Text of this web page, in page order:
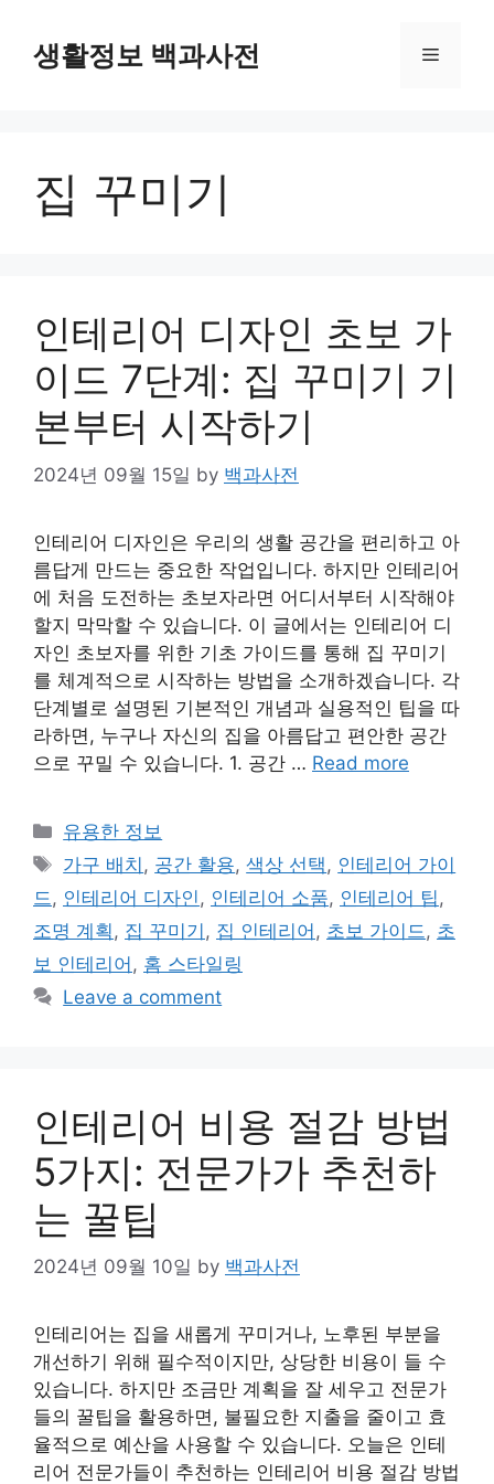
content생활정보 백과사전 Menu
집 꾸미기
인테리어 디자인 초보 가
이드 7단계: 집 꾸미기 기
본부터 시작하기
2024년 09월 15일 by 백과사전
인테리어 디자인은 우리의 생활 공간을 편리하고 아
름답게 만드는 중요한 작업입니다. 하지만 인테리어
에 처음 도전하는 초보자라면 어디서부터 시작해야
할지 막막할 수 있습니다. 이 글에서는 인테리어 디
자인 초보자를 위한 기초 가이드를 통해 집 꾸미기
를 체계적으로 시작하는 방법을 소개하겠습니다. 각
단계별로 설명된 기본적인 개념과 실용적인 팁을 따
라하면, 누구나 자신의 집을 아름답고 편안한 공간
으로 꾸밀 수 있습니다. 1. 공간 … Read more
Categories
유용한 정보
Tags
가구 배치 , 공간 활용,색상 선택 , 인테리어 가이
드 , 인테리어 디자인 , 인테리어 소품, 인테리어 팁 ,
조명 계획 , 집 꾸미기 , 집 인테리어 , 초보 가이드 , 초
보 인테리어 , 홈 스타일링
Leave a comment
인테리어 비용 절감 방법
5가지: 전문가가 추천하
는 꿀팁
2024년 09월 10일 by 백과사전
인테리어는 집을 새롭게 꾸미거나, 노후된 부분을
개선하기 위해 필수적이지만, 상당한 비용이 들 수
있습니다. 하지만 조금만 계획을 잘 세우고 전문가
들의 꿀팁을 활용하면, 불필요한 지출을 줄이고 효
율적으로 예산을 사용할 수 있습니다. 오늘은 인테
리어 전문가들이 추천하는 인테리어 비용 절감 방법